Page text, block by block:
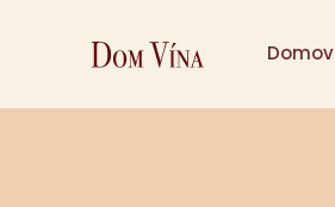
Domov